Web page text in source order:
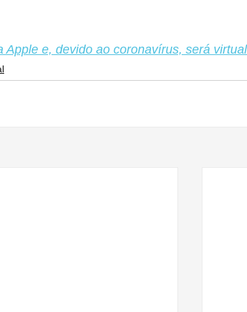
Apple e, devido ao coronavírus, será virtual